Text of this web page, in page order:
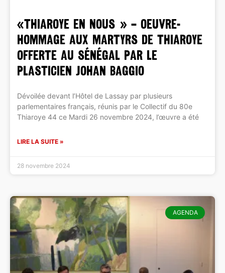
«THIAROYE EN NOUS » – OEUVRE-
HOMMAGE AUX MARTYRS DE THIAROYE
OFFERTE AU SÉNÉGAL PAR LE
PLASTICIEN JOHAN BAGGIO
Dévoilée devant l’Hôtel de Lassay par plusieurs
parlementaires français, réunis par le Collectif du 80e
Thiaroye 44 ce Mardi 26 novembre 2024, l’œuvre a été
LIRE LA SUITE »
28 novembre 2024
AGENDA